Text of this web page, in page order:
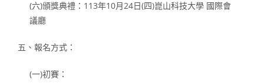
(六)頒獎典禮：113年10月24日(四)崑山科技大學 國際會
議廳
五、報名方式：
(一)初賽：